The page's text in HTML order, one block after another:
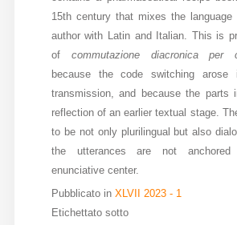
15th century that mixes the language
author with Latin and Italian. This is
of commutazione diacronica per
because the code switching
transmission, and because the parts
reflection of an earlier textual stage.
to be not only plurilingual but also
the utterances are not
enunciative center.
Pubblicato in XLVII 2023 - 1
Etichettato sotto